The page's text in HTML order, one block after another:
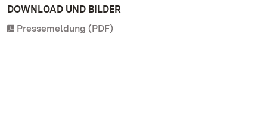
DOWNLOAD UND BILDER
Pressemeldung (PDF)